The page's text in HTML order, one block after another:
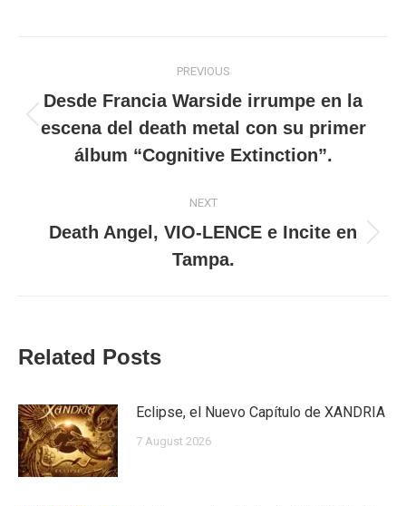
navigation
PREVIOUS
Previous
post:
Desde Francia Warside irrumpe en la
escena del death metal con su primer
álbum “Cognitive Extinction”.
NEXT
Next
post:
Death Angel, VIO‑LENCE e Incite en
Tampa.
Related Posts
Eclipse, el Nuevo Capítulo de XANDRIA
7 August 2026